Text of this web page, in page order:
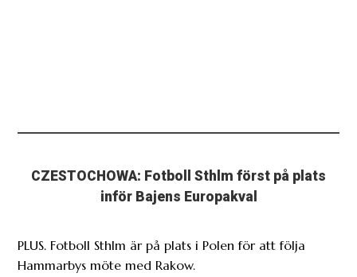
CZESTOCHOWA: Fotboll Sthlm först på plats
inför Bajens Europakval
PLUS. Fotboll Sthlm är på plats i Polen för att följa
Hammarbys möte med Rakow.